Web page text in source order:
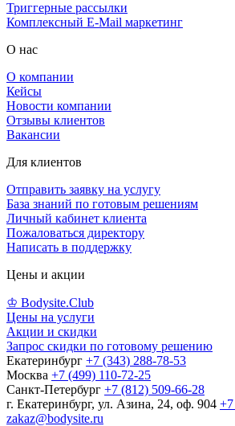
Триггерные рассылки
Комплексный E-Mail маркетинг
О нас
О компании
Кейсы
Новости компании
Отзывы клиентов
Вакансии
Для клиентов
Отправить заявку на услугу
База знаний по готовым решениям
Личный кабинет клиента
Пожаловаться директору
Написать в поддержку
Цены и акции
♔ Bodysite.Club
Цены на услуги
Акции и скидки
Запрос скидки по готовому решению
Екатеринбург +7 (343) 288-78-53
Москва +7 (499) 110-72-25
Санкт-Петербург +7 (812) 509-66-28
г. Екатеринбург, ул. Азина, 24, оф. 904
zakaz@bodysite.ru